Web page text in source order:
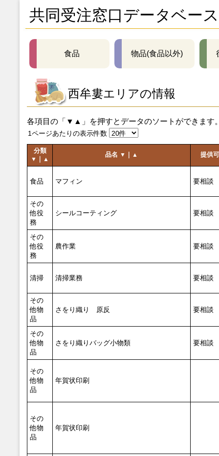
共同受注窓口データベース
食品 物品(食品以外)
西牟婁エリアの情報
各項目の「▼▲」を押すとデータのソートができます
1ページあたりの表示件数
分類
▼ ▲
品名 ▼ ▲ 提供
食品 マフィン 要相談
その
他役
務
シールコーティング 要相談
その
他役
務
農作業 要相談
清掃 清掃業務 要相談
その
他物
品
さをり織り 原反 要相談
その
他物
品
さをり織りバッグ小物類 要相談
その
他物
品
年賀状印刷
その
他物
品
年賀状印刷